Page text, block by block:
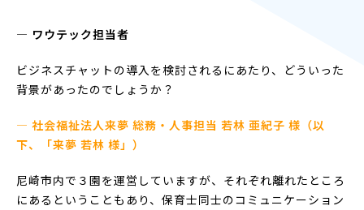
― ワウテック担当者
ビジネスチャットの導入を検討されるにあたり、どういった
背景があったのでしょうか？
— 社会福祉法人来夢 総務・人事担当 若林 亜紀子 様（以
下、「来夢 若林 様」）
尼崎市内で３園を運営していますが、それぞれ離れたところ
にあるということもあり、保育士同士のコミュニケーション